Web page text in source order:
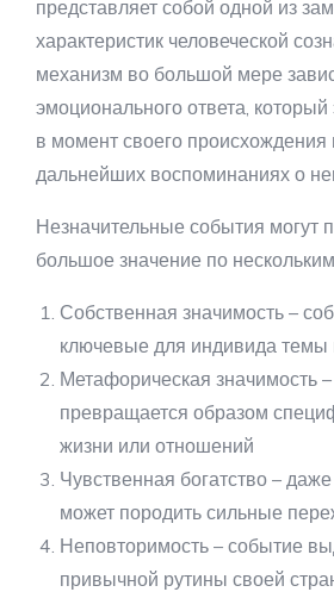
представляет собой одной из
характеристик человеческой
механизм во большой мере
эмоционального ответа,
в момент своего происхождения
дальнейших воспоминаниях о
Незначительные события могут
большое значение по
Собственная значимость –
ключевые для индивида темы
Метафорическая значимость
превращается образом
жизни или отношений
Чувственная богатство –
может породить сильные
Неповторимость – событие
привычной рутины своей